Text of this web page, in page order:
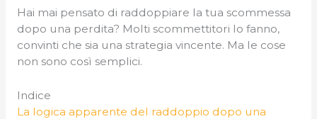
Hai mai pensato di raddoppiare la tua scommessa
dopo una perdita? Molti scommettitori lo fanno,
convinti che sia una strategia vincente. Ma le cose
non sono così semplici.
Indice
La logica apparente del raddoppio dopo una